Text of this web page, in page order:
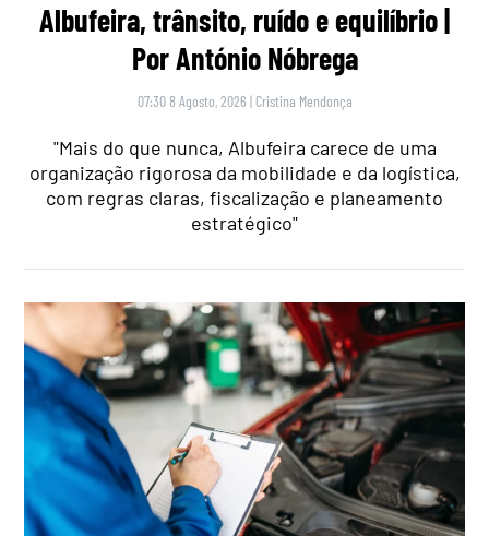
Albufeira, trânsito, ruído e equilíbrio |
Por António Nóbrega
07:30 8 Agosto, 2026 | Cristina Mendonça
"Mais do que nunca, Albufeira carece de uma
organização rigorosa da mobilidade e da logística,
com regras claras, fiscalização e planeamento
estratégico"